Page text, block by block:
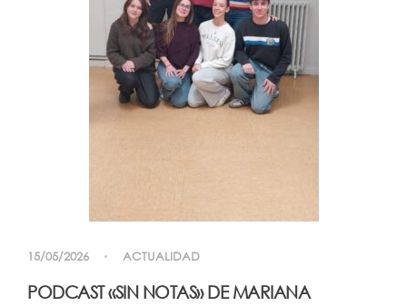
15/05/2026 ACTUALIDAD
PODCAST «SIN NOTAS» DE MARIANA